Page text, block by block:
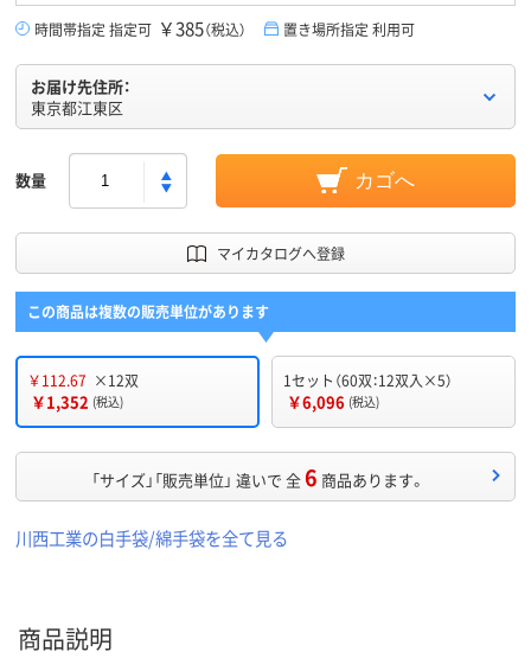
時間帯指定 指定可 ￥385（税込） 置き場所指定 利用可
お届け先住所：
東京都江東区
数量 カゴへ
マイカタログへ登録
この商品は複数の販売単位があります
￥112.67 ×12双
￥1,352 (税込)
1セット（60双：12双入×5）
￥6,096 (税込)
「サイズ」「販売単位」 違いで 全6 商品あります。
川西工業の白手袋/綿手袋を全て見る
商品説明